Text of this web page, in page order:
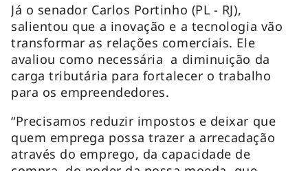
Já o senador Carlos Portinho (PL - RJ),
salientou que a inovação e a tecnologia vão
transformar as relações comerciais. Ele
avaliou como necessária a diminuição da
carga tributária para fortalecer o trabalho
para os empreendedores.
“Precisamos reduzir impostos e deixar que
quem emprega possa trazer a arrecadação
através do emprego, da capacidade de